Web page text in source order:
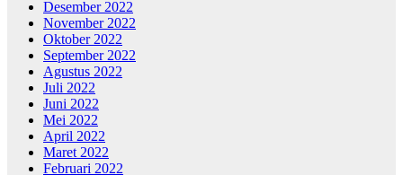
Desember 2022
November 2022
Oktober 2022
September 2022
Agustus 2022
Juli 2022
Juni 2022
Mei 2022
April 2022
Maret 2022
Februari 2022